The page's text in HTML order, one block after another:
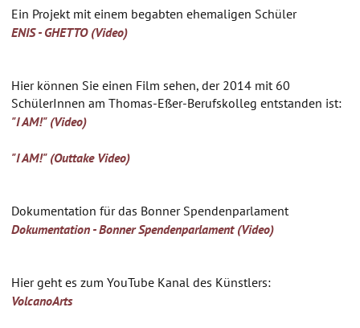
Ein Projekt mit einem begabten ehemaligen Schüler
ENIS - GHETTO (Video)
Hier können Sie einen Film sehen, der 2014 mit 60
SchülerInnen am Thomas-Eßer-Berufskolleg entstanden ist:
"I AM!" (Video)
"I AM!" (Outtake Video)
Dokumentation für das Bonner Spendenparlament
Dokumentation - Bonner Spendenparlament (Video)
Hier geht es zum YouTube Kanal des Künstlers:
VolcanoArts